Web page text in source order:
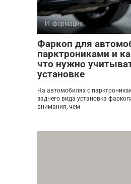
Информация
Фаркоп для
парктрониками и
что нужно
установке
На автомобилях с
заднего вида установка
внимания, чем